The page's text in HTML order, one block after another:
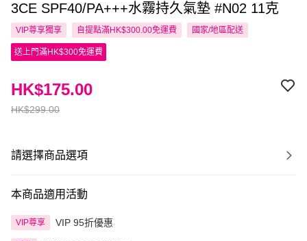
3CE SPF40/PA+++水霧持久氣墊 #N02 11克
VIP尊享獨享 自提點滿HK$300.00免運費 國家/地區配送
送上門滿HK$300免運費
HK$299.00
HK$175.00
請選擇商品選項
本商品適用活動
VIP尊享 VIP 95折優惠